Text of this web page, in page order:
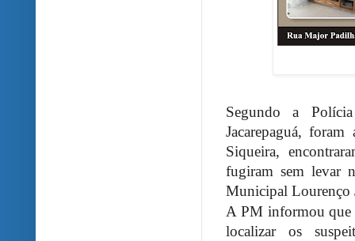
Segundo a
Jacarepaguá,
Siqueira,
fugiram sem levar
Municipal Lourenço
A PM informou que
localizar os